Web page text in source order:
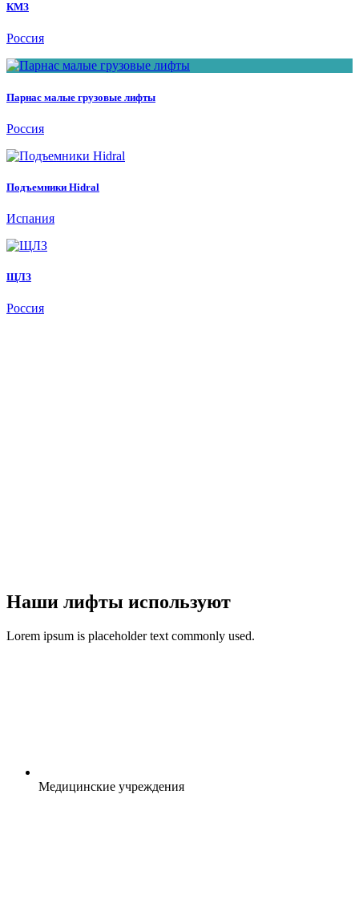
КМЗ
Россия
Парнас малые грузовые лифты
Россия
Подъемники Hidral
Испания
ЩЛЗ
Россия
Наши лифты используют
Lorem ipsum is placeholder text commonly used.
Медицинские учреждения